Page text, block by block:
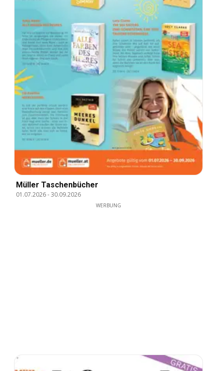
Müller Taschenbücher
01.07.2026-30.09.2026
WERBUNG